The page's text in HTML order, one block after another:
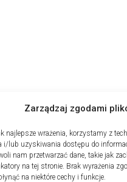
Zarządzaj zgodami
najlepsze wrażenia, korzystamy z
i/lub uzyskiwania dostępu do
nam przetwarzać dane, takie jak
na tej stronie. Brak wyrażenia
na niektóre cechy i funkcje.